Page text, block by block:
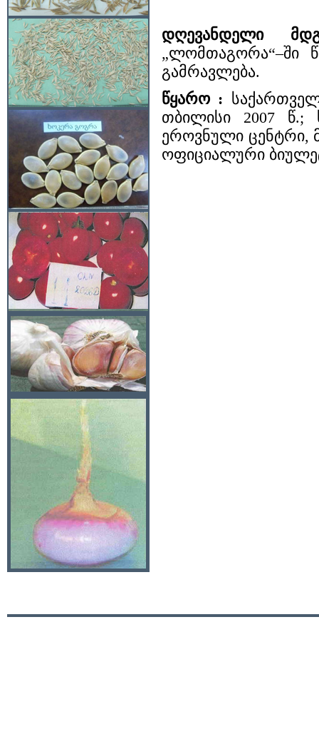
დღევანდელი
„ლომთაგორა“–ში
გამრავლება.
წყარო :
თბილისი 2007 წ.;
ეროვნული ცენტრი,
ოფიციალური